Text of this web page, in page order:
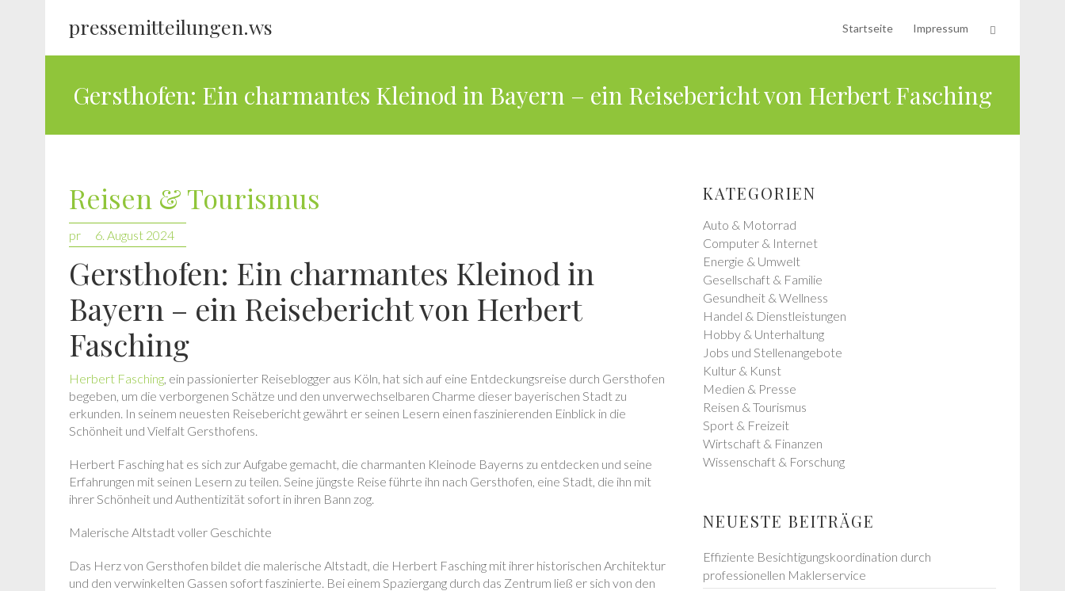
pressemitteilungen.ws Startseite Impressum
Gersthofen: Ein charmantes Kleinod in Bayern – ein Reisebericht von Herbert Fasching
Reisen & Tourismus
pr 6. August 2024
Gersthofen: Ein charmantes Kleinod in
Bayern – ein Reisebericht von Herbert
Fasching
Herbert Fasching, ein passionierter Reiseblogger aus Köln, hat sich auf eine Entdeckungsreise durch Gersthofen
begeben, um die verborgenen Schätze und den unverwechselbaren Charme dieser bayerischen Stadt zu
erkunden. In seinem neuesten Reisebericht gewährt er seinen Lesern einen faszinierenden Einblick in die
Schönheit und Vielfalt Gersthofens.
Herbert Fasching hat es sich zur Aufgabe gemacht, die charmanten Kleinode Bayerns zu entdecken und seine
Erfahrungen mit seinen Lesern zu teilen. Seine jüngste Reise führte ihn nach Gersthofen, eine Stadt, die ihn mit
ihrer Schönheit und Authentizität sofort in ihren Bann zog.
Malerische Altstadt voller Geschichte
Das Herz von Gersthofen bildet die malerische Altstadt, die Herbert Fasching mit ihrer historischen Architektur
und den verwinkelten Gassen sofort faszinierte. Bei einem Spaziergang durch das Zentrum ließ er sich von den
KATEGORIEN
Auto & Motorrad
Computer & Internet
Energie & Umwelt
Gesellschaft & Familie
Gesundheit & Wellness
Handel & Dienstleistungen
Hobby & Unterhaltung
Jobs und Stellenangebote
Kultur & Kunst
Medien & Presse
Reisen & Tourismus
Sport & Freizeit
Wirtschaft & Finanzen
Wissenschaft & Forschung
NEUESTE BEITRÄGE
Effiziente Besichtigungskoordination durch
professionellen Maklerservice